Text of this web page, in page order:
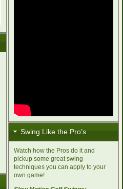
Swing Like the Pro’s
Watch how the Pros do it and
pickup some great swing
techniques you can apply to your
own game!